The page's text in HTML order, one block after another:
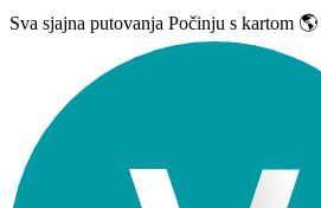
Sva sjajna putovanja Počinju s kartom 🌎